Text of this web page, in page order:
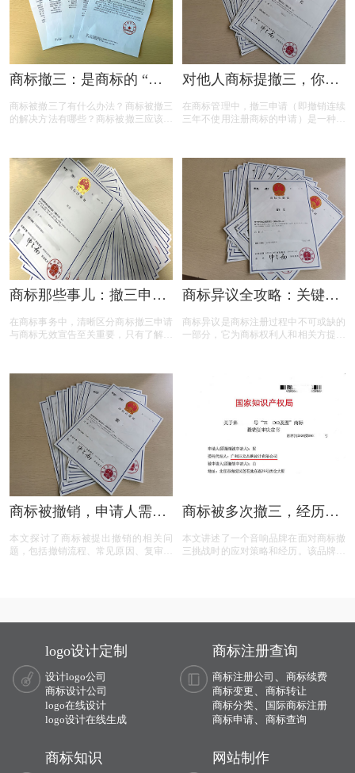
商标撤三：是商标的 “夺
商标被撤三了有什么办法？商标被撤三
的解决方法有哪些？商标被撤三应该如
对他人商标提撤三，你真
在商标管理中，撤三申请（即撤销连续
三年不使用注册商标的申请）是一种重
三申请并非随意之举，申请人需要了解
相关要求、目的、法律依据以及可能面
临的失败原因。本文将为您详细解读撤
三申请的要点，帮助您在提出申请时更
加得心应手。
商标那些事儿：撤三申请
在商标事务中，清晰区分商标撤三申请
与商标无效宣告至关重要，只有了解它
上内容能帮助大家更好地理解这两个概
念，从而在商标相关事务中避免不必要
的损失和麻烦。
商标异议全攻略：关键问
商标异议是商标注册过程中不可或缺的
一部分，它为商标权利人和相关方提供
标准，从常见问题到成功率分析，全方
位解读商标异议的关键要点。无论您是
商标申请人还是潜在的异议人，本文都
将为您提供实用的参考和建议，助您在
商标保护的道路上更加得心应手。
商标被撤销，申请人需担
本文探讨了商标被提出撤销的相关问
题，包括撤销流程、常见原因、复审与
商标被多次撤三，经历答
本文讲述了一个音响品牌在面对商标撤
三挑战时的应对策略和经历。该品牌遭
logo设计定制
设计logo公司
商标设计公司
logo在线设计
logo设计在线生成
商标注册查询
商标注册公司
商标续费
商标变更
商标转让
商标分类、
国际商标注册
商标申请、 商标查询
商标知识 网站制作